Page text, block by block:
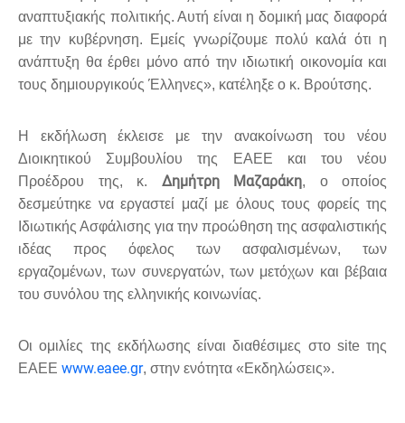
αναπτυξιακής πολιτικής. Αυτή είναι η δομική μας διαφορά
με την κυβέρνηση. Εμείς γνωρίζουμε πολύ καλά ότι η
ανάπτυξη θα έρθει μόνο από την ιδιωτική οικονομία και
τους δημιουργικούς Έλληνες», κατέληξε ο κ. Βρούτσης.
Η εκδήλωση έκλεισε με την ανακοίνωση του νέου
Διοικητικού Συμβουλίου της ΕΑΕΕ και του νέου
Προέδρου της, κ. Δημήτρη Μαζαράκη, ο οποίος
δεσμεύτηκε να εργαστεί μαζί με όλους τους φορείς της
Ιδιωτικής Ασφάλισης για την προώθηση της ασφαλιστικής
ιδέας προς όφελος των ασφαλισμένων, των
εργαζομένων, των συνεργατών, των μετόχων και βέβαια
του συνόλου της ελληνικής κοινωνίας.
Οι ομιλίες της εκδήλωσης είναι διαθέσιμες στο site της
ΕΑΕΕ www.eaee.gr, στην ενότητα «Εκδηλώσεις».